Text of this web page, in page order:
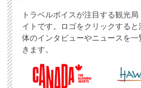
トラベルボイスが注目する観光
イトです。ロゴをクリックすると
体のインタビューやニュースを
きます。